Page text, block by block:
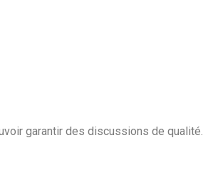
garantir des discussions de qualité.